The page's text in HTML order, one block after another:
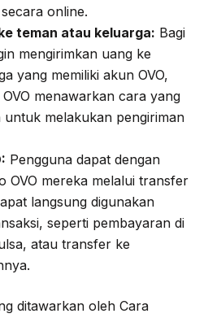
online.
teman atau keluarga: Bagi
mengirimkan uang ke
yang memiliki akun OVO,
menawarkan cara yang
melakukan pengiriman
Pengguna dapat dengan
OVO mereka melalui transfer
langsung digunakan
seperti pembayaran di
atau transfer ke
ditawarkan oleh Cara